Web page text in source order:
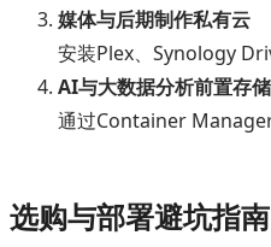
媒体与后期制作私有云
安装Plex、Synology
AI与大数据分析前置存储
通过Container
选购与部署避坑指南